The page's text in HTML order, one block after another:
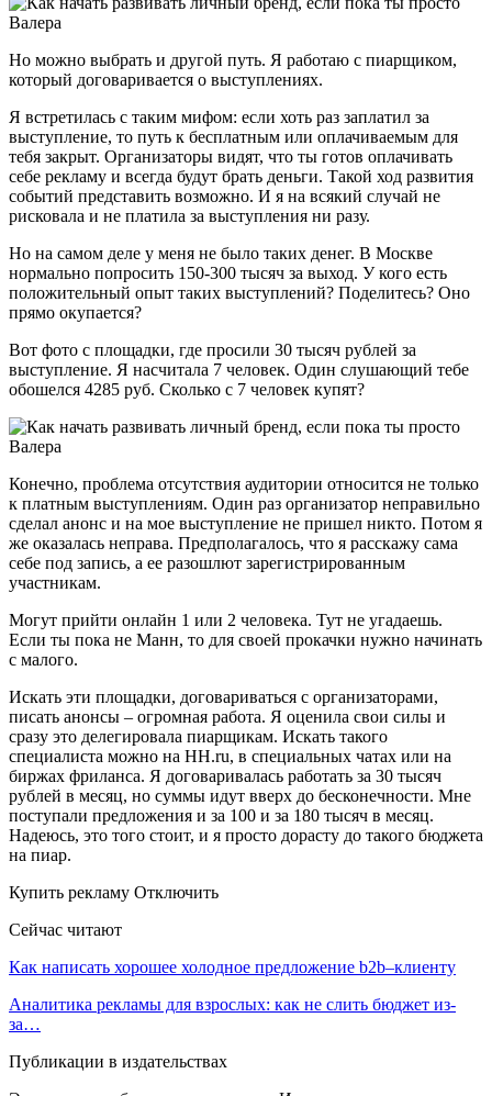
Но можно выбрать и другой путь. Я работаю с пиарщиком,
который договаривается о выступлениях.
Я встретилась с таким мифом: если хоть раз заплатил за
выступление, то путь к бесплатным или оплачиваемым для
тебя закрыт. Организаторы видят, что ты готов оплачивать
себе рекламу и всегда будут брать деньги. Такой ход развития
событий представить возможно. И я на всякий случай не
рисковала и не платила за выступления ни разу.
Но на самом деле у меня не было таких денег. В Москве
нормально попросить 150-300 тысяч за выход. У кого есть
положительный опыт таких выступлений? Поделитесь? Оно
прямо окупается?
Вот фото с площадки, где просили 30 тысяч рублей за
выступление. Я насчитала 7 человек. Один слушающий тебе
обошелся 4285 руб. Сколько с 7 человек купят?
Конечно, проблема отсутствия аудитории относится не только
к платным выступлениям. Один раз организатор неправильно
сделал анонс и на мое выступление не пришел никто. Потом я
же оказалась неправа. Предполагалось, что я расскажу сама
себе под запись, а ее разошлют зарегистрированным
участникам.
Могут прийти онлайн 1 или 2 человека. Тут не угадаешь.
Если ты пока не Манн, то для своей прокачки нужно начинать
с малого.
Искать эти площадки, договариваться с организаторами,
писать анонсы – огромная работа. Я оценила свои силы и
сразу это делегировала пиарщикам. Искать такого
специалиста можно на HH.ru, в специальных чатах или на
биржах фриланса. Я договаривалась работать за 30 тысяч
рублей в месяц, но суммы идут вверх до бесконечности. Мне
поступали предложения и за 100 и за 180 тысяч в месяц.
Надеюсь, это того стоит, и я просто дорасту до такого бюджета
на пиар.
Купить рекламу Отключить
Сейчас читают
Как написать хорошее холодное предложение b2b–клиенту
Аналитика рекламы для взрослых: как не слить бюджет из-
за…
Публикации в издательствах